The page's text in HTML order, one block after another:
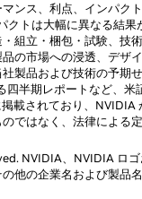
ンス、利点、インパ
クトは大幅に異なる結
組立・梱包・試験、
の市場への浸透、デ
製品および技術の予
半期レポートなど、
載されており、
ではなく、法律によ
NVIDIA、NVIDIA ロ
他の企業名および製品